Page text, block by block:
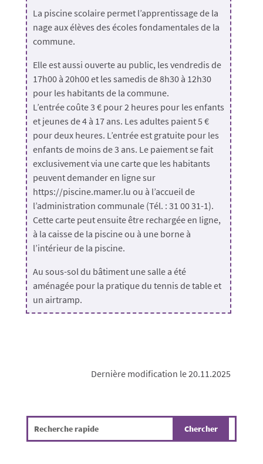
La piscine scolaire permet l’apprentissage de la
nage aux élèves des écoles fondamentales de la
commune.
Elle est aussi ouverte au public, les vendredis de
17h00 à 20h00 et les samedis de 8h30 à 12h30
pour les habitants de la commune.
L’entrée coûte 3 € pour 2 heures pour les enfants
et jeunes de 4 à 17 ans. Les adultes paient 5 €
pour deux heures. L’entrée est gratuite pour les
enfants de moins de 3 ans. Le paiement se fait
exclusivement via une carte que les habitants
peuvent demander en ligne sur
https://piscine.mamer.lu ou à l’accueil de
l’administration communale (Tél. : 31 00 31-1).
Cette carte peut ensuite être rechargée en ligne,
à la caisse de la piscine ou à une borne à
l’intérieur de la piscine.
Au sous-sol du bâtiment une salle a été
aménagée pour la pratique du tennis de table et
un airtramp.
Dernière modification le 20.11.2025